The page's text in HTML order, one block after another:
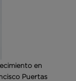
en
Puertas